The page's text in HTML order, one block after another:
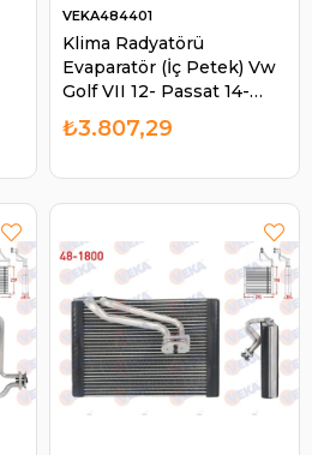
Klima Radyatörü
Evaparatör (İç Petek) Vw
Golf VII 12- Passat 14-
Tiguan Troc 16- Audi A3
12- Q2 Q3 16- Seat Leon
VEKA484401
₺3.807,29